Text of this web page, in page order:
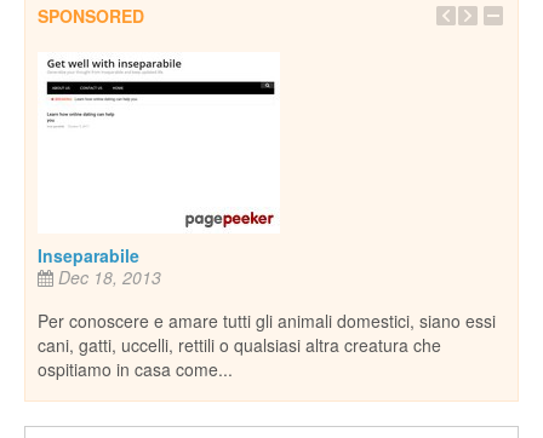
SPONSORED
Inseparabile
Dec 18, 2013
Per conoscere e amare tutti gli animali domestici, siano essi
cani, gatti, uccelli, rettili o qualsiasi altra creatura che
ospitiamo in casa come...